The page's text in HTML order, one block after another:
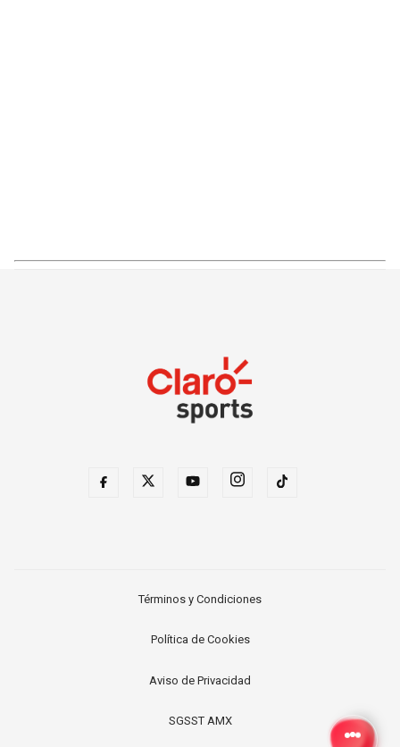
Términos y Condiciones
Política de Cookies
Aviso de Privacidad
SGSST AMX